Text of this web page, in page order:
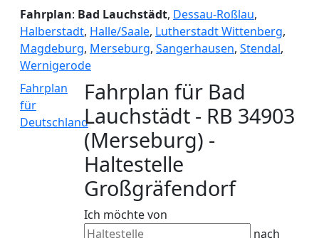
Fahrplan: Bad Lauchstädt, Dessau-Roßlau,
Halberstadt, Halle/Saale, Lutherstadt Wittenberg,
Magdeburg, Merseburg, Sangerhausen, Stendal,
Wernigerode
Fahrplan
für
Deutschland
Fahrplan für Bad
Lauchstädt - RB 34903
(Merseburg) -
Haltestelle
Großgräfendorf
Ich möchte von
nach